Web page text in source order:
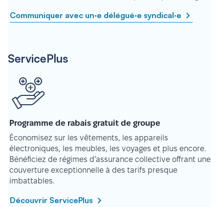
Communiquer avec un·e délégué·e syndical·e
ServicePlus
Programme de rabais gratuit de groupe
Économisez sur les vêtements, les appareils
électroniques, les meubles, les voyages et plus encore.
Bénéficiez de régimes d’assurance collective offrant une
couverture exceptionnelle à des tarifs presque
imbattables.
Découvrir ServicePlus